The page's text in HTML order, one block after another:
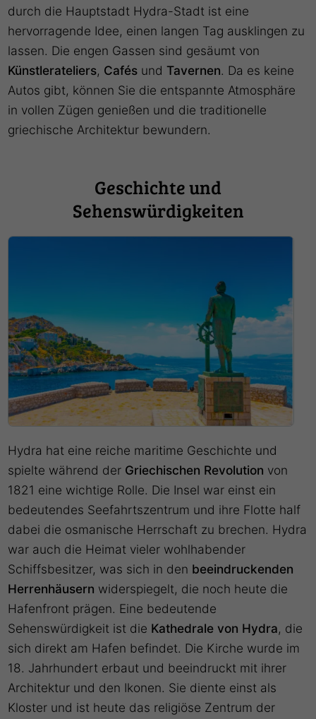
durch die Hauptstadt Hydra-Stadt ist eine
hervorragende Idee, einen langen Tag ausklingen zu
lassen. Die engen Gassen sind gesäumt von
Künstlerateliers, Cafés undTavernen. Da es keine
Autos gibt, können Sie die entspannte Atmosphäre
in vollen Zügen genießen und die traditionelle
griechische Architektur bewundern.
Geschichte und
Sehenswürdigkeiten
Hydra hat eine reiche maritime Geschichte und
spielte während der Griechischen Revolution von
1821 eine wichtige Rolle. Die Insel war einst ein
bedeutendes Seefahrtszentrum und ihre Flotte half
dabei die osmanische Herrschaft zu brechen. Hydra
war auch die Heimat vieler wohlhabender
Schiffsbesitzer, was sich in den beeindruckenden
Herrenhäusern widerspiegelt, die noch heute die
Hafenfront prägen. Eine bedeutende
Sehenswürdigkeit ist die Kathedrale von Hydra, die
sich direkt am Hafen befindet. Die Kirche wurde im
18. Jahrhundert erbaut und beeindruckt mit ihrer
Architektur und den Ikonen. Sie diente einst als
Kloster und ist heute das religiöse Zentrum der